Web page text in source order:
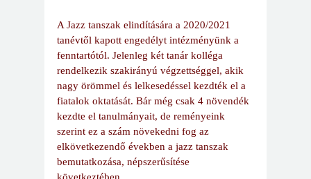
A Jazz tanszak elindítására a 2020/2021
tanévtől kapott engedélyt intézményünk a
fenntartótól. Jelenleg két tanár kolléga
rendelkezik szakirányú végzettséggel, akik
nagy örömmel és lelkesedéssel kezdték el a
fiatalok oktatását. Bár még csak 4 növendék
kezdte el tanulmányait, de reményeink
szerint ez a szám növekedni fog az
elkövetkezendő években a jazz tanszak
bemutatkozása, népszerűsítése
következtében.